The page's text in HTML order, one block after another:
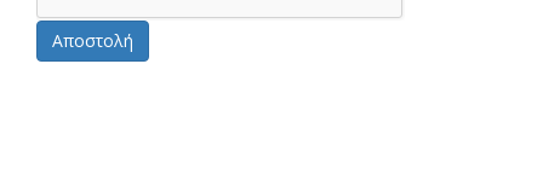
Αποστολή